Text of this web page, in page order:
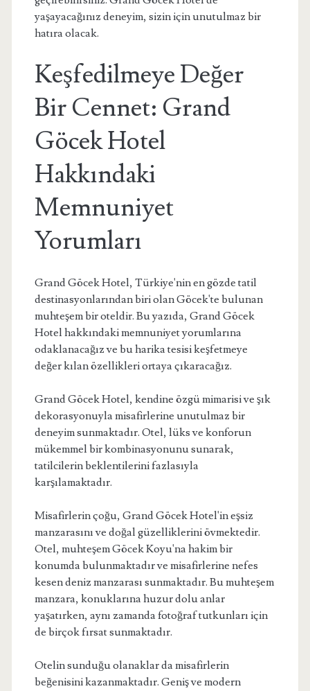
yaşayacağınız deneyim, sizin için unutulmaz bir
hatıra olacak.
Keşfedilmeye Değer
Bir Cennet: Grand
Göcek Hotel
Hakkındaki
Memnuniyet
Yorumları
Grand Göcek Hotel, Türkiye'nin en gözde tatil
destinasyonlarından biri olan Göcek'te bulunan
muhteşem bir oteldir. Bu yazıda, Grand Göcek
Hotel hakkındaki memnuniyet yorumlarına
odaklanacağız ve bu harika tesisi keşfetmeye
değer kılan özellikleri ortaya çıkaracağız.
Grand Göcek Hotel, kendine özgü mimarisi ve şık
dekorasyonuyla misafirlerine unutulmaz bir
deneyim sunmaktadır. Otel, lüks ve konforun
mükemmel bir kombinasyonunu sunarak,
tatilcilerin beklentilerini fazlasıyla
karşılamaktadır.
Misafirlerin çoğu, Grand Göcek Hotel'in eşsiz
manzarasını ve doğal güzelliklerini övmektedir.
Otel, muhteşem Göcek Koyu'na hakim bir
konumda bulunmaktadır ve misafirlerine nefes
kesen deniz manzarası sunmaktadır. Bu muhteşem
manzara, konuklarına huzur dolu anlar
yaşatırken, aynı zamanda fotoğraf tutkunları için
de birçok fırsat sunmaktadır.
Otelin sunduğu olanaklar da misafirlerin
beğenisini kazanmaktadır. Geniş ve modern